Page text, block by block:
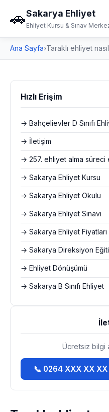
🚗Sakarya Ehliyet
Ehliyet Kursu & Sınav
Ana Sayfa›Taraklı ehliyet nasıl
Hızlı Erişim
→ Bahçelievler D Sınıfı
→ İletişim
→ 257. ehliyet alma süreci
→ Sakarya Ehliyet Kursu
→ Sakarya Ehliyet Okulu
→ Sakarya Ehliyet Sınavı
→ Sakarya Ehliyet Fiyatları
→ Sakarya Direksiyon
→ Ehliyet Dönüşümü
→ Sakarya B Sınıfı Ehliyet
Ücretsiz bilgi
📞 0264 XXX XX XX